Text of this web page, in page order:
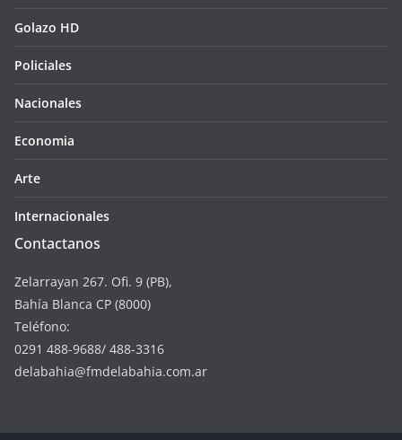
Golazo HD
Policiales
Nacionales
Economia
Arte
Internacionales
Contactanos
Zelarrayan 267. Ofi. 9 (PB),
Bahía Blanca CP (8000)
Teléfono:
0291 488-9688/ 488-3316
delabahia@fmdelabahia.com.ar